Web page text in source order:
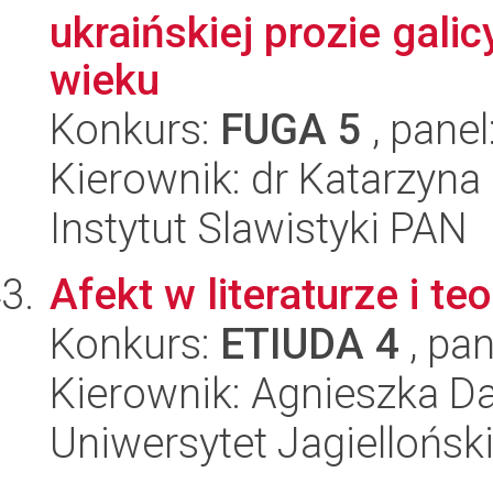
ukraińskiej prozie
wieku
Konkurs: FUGA 5 ,
Kierownik: dr
Instytut Slawistyki PAN
Afekt w literaturze i
Konkurs: ETIUDA 4 ,
Kierownik: Agnieszka
Uniwersytet